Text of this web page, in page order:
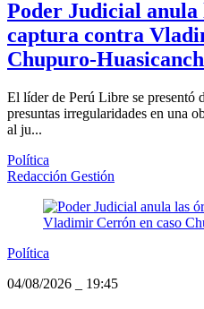
Poder Judicial anula
captura contra
Chupuro-
El líder de Perú Libre se
presuntas irregularidades en una
al ju...
Política
Redacción Gestión
Política
04/08/2026
19:45